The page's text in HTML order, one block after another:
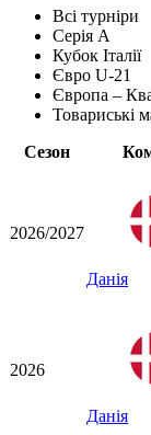
Всі турніри
Серія А
Кубок Італії
Євро U-21
Європа –
Товариські
Сезон
2026/2027
Данія
2026
Данія